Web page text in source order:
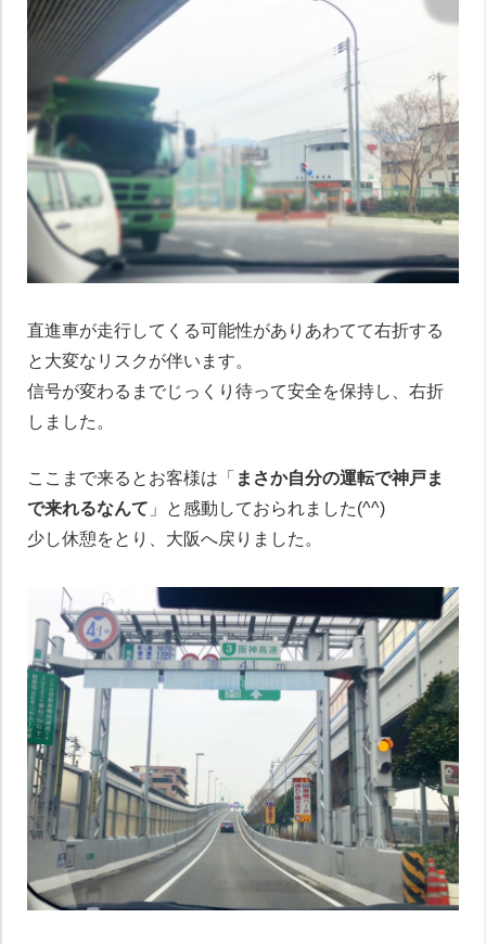
直進車が走行してくる可能性がありあわてて右折する
と大変なリスクが伴います。
信号が変わるまでじっくり待って安全を保持し、右折
しました。
ここまで来るとお客様は「 まさか自分の運転で神戸ま
で来れるなんて 」と感動しておられました(^^)
少し休憩をとり、大阪へ戻りました。